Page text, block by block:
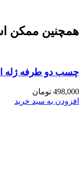
همچنین ممکن
چسب دو طرفه ژله
498,000 تومان
افزودن به سبد خرید